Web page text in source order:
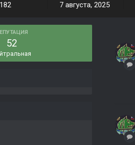
182 7 августа, 2025
52